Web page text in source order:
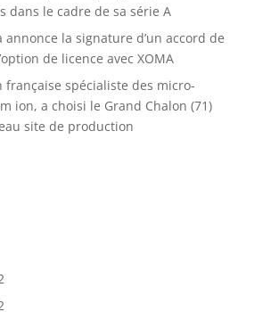
dans le cadre de sa série A
annonce la signature d’un accord de
de licence avec XOMA
française spécialiste des micro-
ion, a choisi le Grand Chalon (71)
site de production